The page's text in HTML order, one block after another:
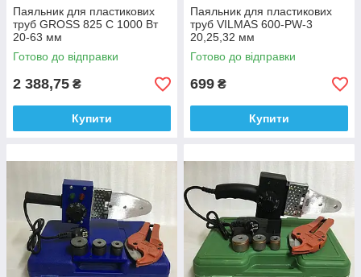
Паяльник для пластикових
труб GROSS 825 C 1000 Вт
20-63 мм
Готово до відправки
2 388,75 ₴
Купити
Паяльник для пластикових
труб VILMAS 600-PW-3
20,25,32 мм
Готово до відправки
699 ₴
Купити